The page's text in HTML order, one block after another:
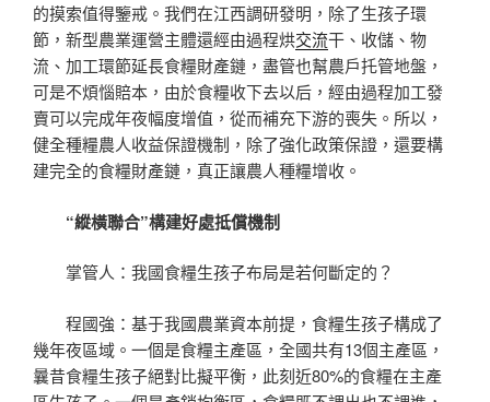
的摸索值得鑒戒。我們在江西調研發明，除了生孩子環
節，新型農業運營主體還經由過程烘交流干、收儲、物
流、加工環節延長食糧財產鏈，盡管也幫農戶托管地盤，
可是不煩惱賠本，由於食糧收下去以后，經由過程加工發
賣可以完成年夜幅度增值，從而補充下游的喪失。所以，
健全種糧農人收益保證機制，除了強化政策保證，還要構
建完全的食糧財產鏈，真正讓農人種糧增收。
“縱橫聯合”構建好處抵償機制
掌管人：我國食糧生孩子布局是若何斷定的？
程國強：基于我國農業資本前提，食糧生孩子構成了
幾年夜區域。一個是食糧主產區，全國共有13個主產區，
曩昔食糧生孩子絕對比擬平衡，此刻近80%的食糧在主產